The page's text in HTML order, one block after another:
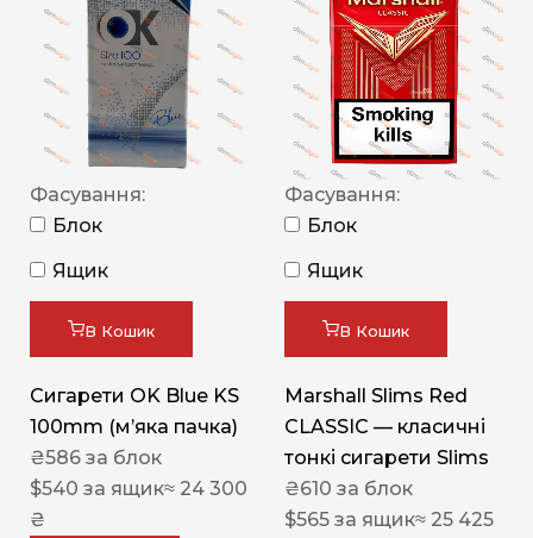
Фасування:
Блок
Ящик
В Кошик
Сигарети OK Blue KS
100mm (м’яка пачка)
₴586 за блок
$540 за ящик≈ 24 300
₴
Фасування:
Блок
Ящик
В Кошик
Marshall Slims Red
CLASSIC — класичні
тонкі сигарети Slims
₴610 за блок
$565 за ящик≈ 25 425